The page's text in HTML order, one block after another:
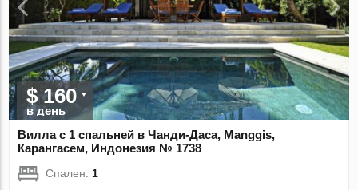
$ 160
в день
Вилла с 1 спальней в Чанди-Даса, Manggis,
Карангасем, Индонезия № 1738
Спален: 1